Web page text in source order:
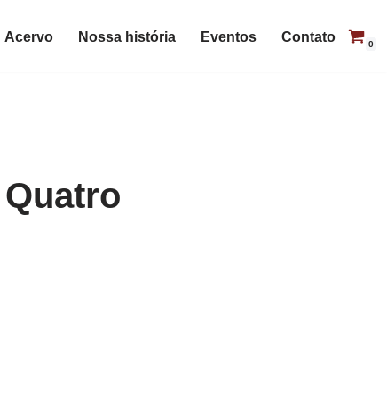
Acervo Nossa história Eventos Contato 0